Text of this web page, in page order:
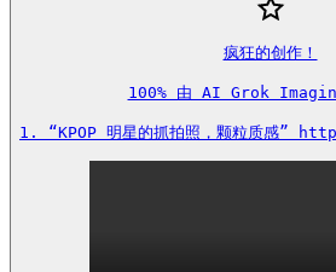
疯狂的创作！
100% 由 AI Grok
1. “KPOP 明星的抓拍照，颗粒质感”